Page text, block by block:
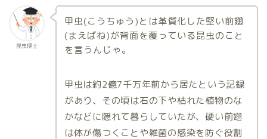
昆虫博士
甲虫(こうちゅう)とは革質化した堅い前翅
(まえばね)が背面を覆っている昆虫のこと
を言うんじゃ。
甲虫は約2億7千万年前から居たという記録
があり、その頃は石の下や枯れた植物のな
かなどに隠れて暮らしていたが、硬い前翅
は体が傷つくことや雑菌の感染を防ぐ役割